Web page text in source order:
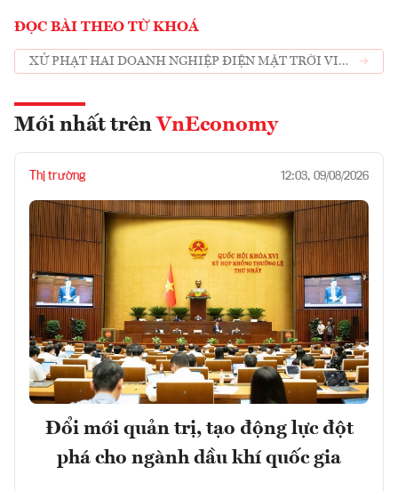
ĐỌC BÀI THEO TỪ KHOÁ
XỬ PHẠT HAI DOANH NGHIỆP ĐIỆN MẶT TRỜI VI
Mới nhất trên VnEconomy
Thị trường 12:03, 09/08/2026
Đổi mới quản trị, tạo động lực đột
phá cho ngành dầu khí quốc gia